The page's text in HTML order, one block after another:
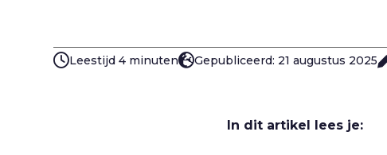
Leestijd 4 minuten Gepubliceerd: 21 augustus 2025
In dit artikel lees je: